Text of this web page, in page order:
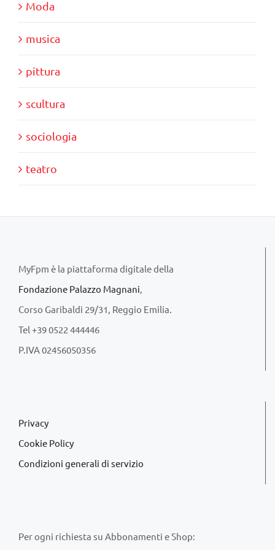
Moda
musica
pittura
scultura
sociologia
teatro
MyFpm è la piattaforma digitale della
Fondazione Palazzo Magnani,
Corso Garibaldi 29/31, Reggio Emilia.
Tel +39 0522 444446
P.IVA 02456050356
Privacy
Cookie Policy
Condizioni generali di servizio
Per ogni richiesta su Abbonamenti e Shop: